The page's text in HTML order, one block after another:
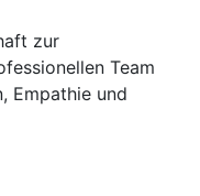
zur
Team
Empathie und